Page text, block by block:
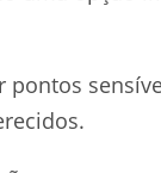
pontos